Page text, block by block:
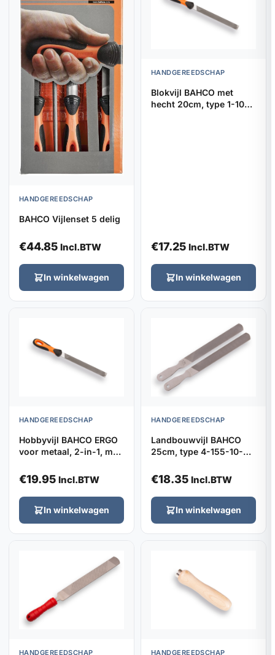
HANDGEREEDSCHAP
BAHCO Vijlenset 5 delig
€44.85 Incl.BTW
In winkelwagen
HANDGEREEDSCHAP
Blokvijl BAHCO met
hecht 20cm, type 1-100-
€17.25 Incl.BTW
In winkelwagen
HANDGEREEDSCHAP
Hobbyvijl BAHCO ERGO
voor metaal, 2-in-1, met
€19.95 Incl.BTW
In winkelwagen
HANDGEREEDSCHAP
Landbouwvijl BAHCO
25cm, type 4-155-10-2-
€18.35 Incl.BTW
In winkelwagen
HANDGEREEDSCHAP HANDGEREEDSCHAP